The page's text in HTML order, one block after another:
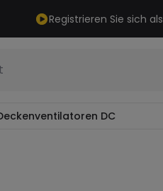
Registrieren Sie sich als
DC